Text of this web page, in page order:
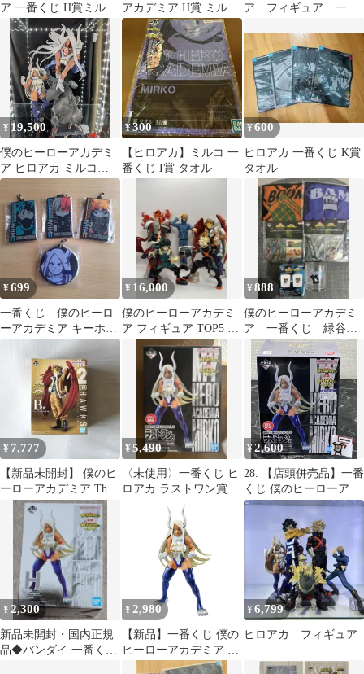
ア 一番くじ H賞ミルコ
フィギュア タオル セッ
ト
アカデミア H賞 ミルコ
フィギュア
ア フィギュア 一番
¥19,500
僕のヒーローアカデミ
ア ヒロアカ ミルコ
ARTFX J コトブキヤ
1/8
¥300
【ヒロアカ】ミルコ 一
番くじ I賞 タオル
¥600
ヒロアカ 一番くじ K賞
タオル
¥699
一番くじ 僕のヒーロ
ーアカデミア キーホル
¥ 16,000
僕のヒーローアカデミ
ア フィギュア TOP5 一
番くじ
¥888
僕のヒーローアカデミ
ア 一番くじ 緑谷
轟 爆豪 ミルコ 荼
毘 トガ
¥ 7,777
【新品未開封】 僕のヒ
ーローアカデミア The
Top 5！ B賞 ホークス
¥5,490
〈未使用〉一番くじ ヒ
ロアカ ラストワン賞 ミ
ルコ フィギュア
¥2,600
28. 【店頭併売品】一番
くじ 僕のヒーローアカ
デミア 突入 ラストワン
賞 ミルコ;figure ラスト
ワンver. ※未開封品
¥ 2,300
新品未開封・国内正規
品◆バンダイ 一番くじ
¥ 2,980
【新品】一番くじ 僕の
ヒーローアカデミア ～
突入～ ラストワン賞 ミ
¥6,799
ヒロアカ フィギュア